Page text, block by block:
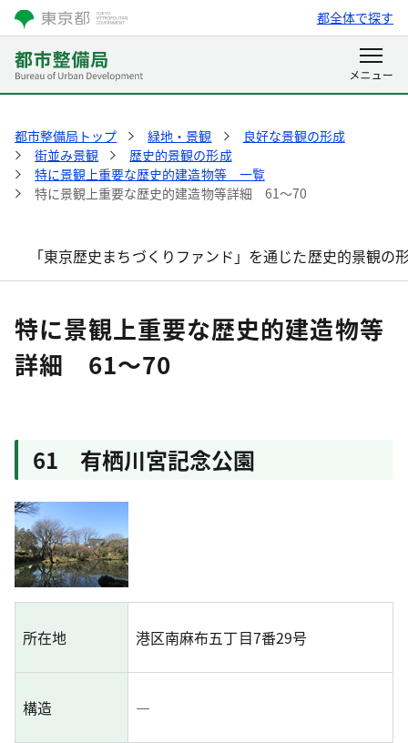
都全体で探す
都市整備局トップ 緑地・景観
良好な景観の形成
街並み景観
歴史的景観の形成
特に景観上重要な歴史的建造物等 一覧
特に景観上重要な歴史的建造物等詳細 61～70
「東京歴史まちづくりファンド」を通じた歴史的景観
特に景観上重要な歴史的建造物等
詳細 61～70
61 有栖川宮記念公園
所在地 港区南麻布五丁目7番29号
構造 ―